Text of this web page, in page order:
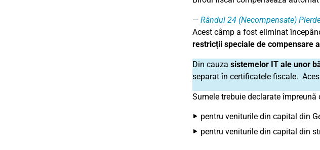
Rândul 24 (Necompensate)
Acest câmp a fost eliminat
restricții speciale de compensare
Din cauza sistemelor IT ale unor
separat în certificatele fiscale.
Sumele trebuie declarate
pentru veniturile din capital din
pentru veniturile din capital din